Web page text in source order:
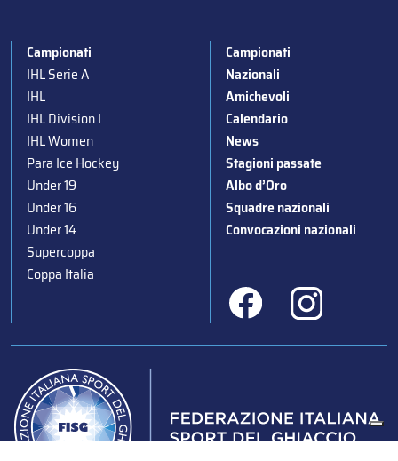
Campionati
IHL Serie A
IHL
IHL Division I
IHL Women
Para Ice Hockey
Under 19
Under 16
Under 14
Supercoppa
Coppa Italia
Campionati
Nazionali
Amichevoli
Calendario
News
Stagioni passate
Albo d’Oro
Squadre nazionali
Convocazioni nazionali